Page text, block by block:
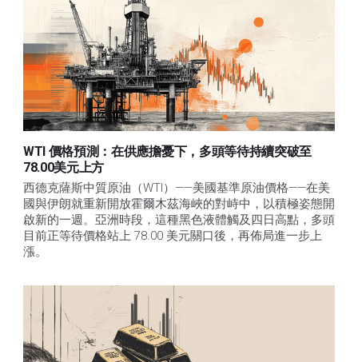
WTI 價格預測：在供應擔憂下，多頭等待持續突破至
78.00美元上方
西德克薩斯中質原油（WTI）——美國基準原油價格——在美
國與伊朗就重新開放霍爾木茲海峽的對峙中，以積極姿態開
啟新的一週。亞洲時段，這種黑色液體觸及四日高點，多頭
目前正等待價格站上 78.00 美元關口後，再佈局進一步上
漲。